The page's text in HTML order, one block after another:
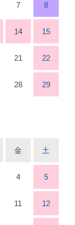
7 8
14 15
21 22
28 29
金 土
4 5
11 12